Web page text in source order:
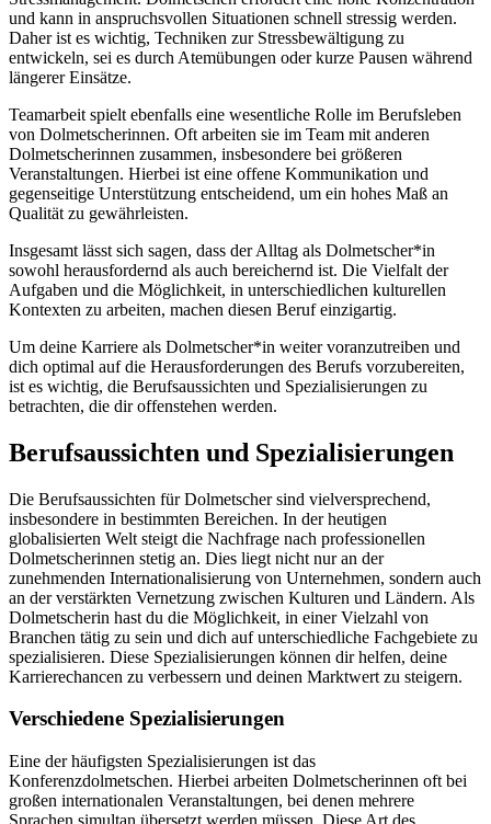
und kann in anspruchsvollen Situationen schnell stressig werden.
Daher ist es wichtig, Techniken zur Stressbewältigung zu
entwickeln, sei es durch Atemübungen oder kurze Pausen während
längerer Einsätze.
Teamarbeit spielt ebenfalls eine wesentliche Rolle im Berufsleben
von Dolmetscherinnen. Oft arbeiten sie im Team mit anderen
Dolmetscherinnen zusammen, insbesondere bei größeren
Veranstaltungen. Hierbei ist eine offene Kommunikation und
gegenseitige Unterstützung entscheidend, um ein hohes Maß an
Qualität zu gewährleisten.
Insgesamt lässt sich sagen, dass der Alltag als Dolmetscher*in
sowohl herausfordernd als auch bereichernd ist. Die Vielfalt der
Aufgaben und die Möglichkeit, in unterschiedlichen kulturellen
Kontexten zu arbeiten, machen diesen Beruf einzigartig.
Um deine Karriere als Dolmetscher*in weiter voranzutreiben und
dich optimal auf die Herausforderungen des Berufs vorzubereiten,
ist es wichtig, die Berufsaussichten und Spezialisierungen zu
betrachten, die dir offenstehen werden.
Berufsaussichten und Spezialisierungen
Die Berufsaussichten für Dolmetscher sind vielversprechend,
insbesondere in bestimmten Bereichen. In der heutigen
globalisierten Welt steigt die Nachfrage nach professionellen
Dolmetscherinnen stetig an. Dies liegt nicht nur an der
zunehmenden Internationalisierung von Unternehmen, sondern auch
an der verstärkten Vernetzung zwischen Kulturen und Ländern. Als
Dolmetscherin hast du die Möglichkeit, in einer Vielzahl von
Branchen tätig zu sein und dich auf unterschiedliche Fachgebiete zu
spezialisieren. Diese Spezialisierungen können dir helfen, deine
Karrierechancen zu verbessern und deinen Marktwert zu steigern.
Verschiedene Spezialisierungen
Eine der häufigsten Spezialisierungen ist das
Konferenzdolmetschen. Hierbei arbeiten Dolmetscherinnen oft bei
großen internationalen Veranstaltungen, bei denen mehrere